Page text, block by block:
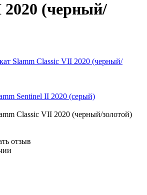
2020 (черный/
Slamm Classic VII 2020 (черный/
Sentinel II 2020 (серый)
Classic VII 2020 (черный/золотой)
отзыв